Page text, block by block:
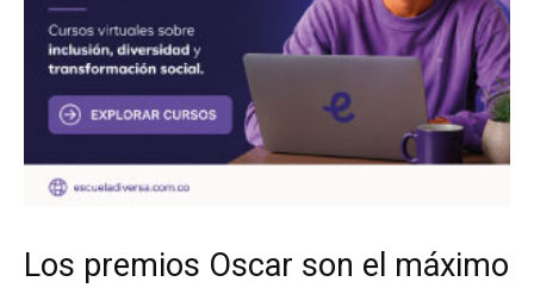
Los premios Oscar son el máximo